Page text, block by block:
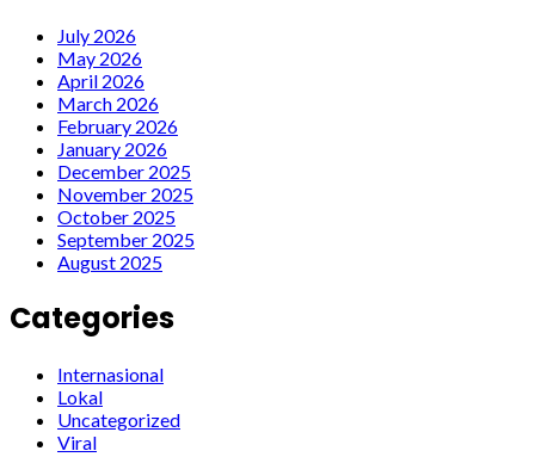
July 2026
May 2026
April 2026
March 2026
February 2026
January 2026
December 2025
November 2025
October 2025
September 2025
August 2025
Categories
Internasional
Lokal
Uncategorized
Viral